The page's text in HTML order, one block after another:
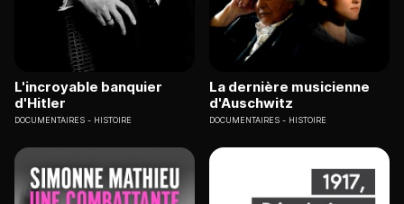
L'incroyable banquier
d'Hitler
DOCUMENTAIRES HISTOIRE
La dernière musicienne
d'Auschwitz
DOCUMENTAIRES HISTOIRE